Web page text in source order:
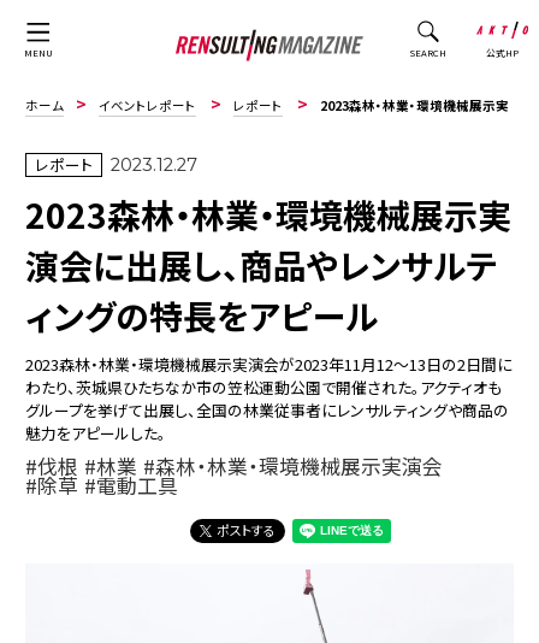
MENU SEARCH 公式HP
ホーム イベントレポート レポート 2023森林・林業・環境機械展示実演会に出展し、商品やレンサルティングの特長をアピール
レポート 2023.12.27
2023森林・林業・環境機械展示実
演会に出展し、商品やレンサルテ
ィングの特長をアピール
2023森林・林業・環境機械展示実演会が2023年11月12～13日の2日間に
わたり、茨城県ひたちなか市の笠松運動公園で開催された。アクティオも
グループを挙げて出展し、全国の林業従事者にレンサルティングや商品の
魅力をアピールした。
伐根 林業 森林・林業・環境機械展示実演会
除草 電動工具
ポストする